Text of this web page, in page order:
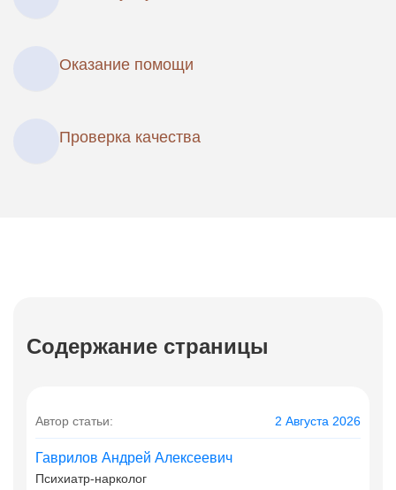
Оказание помощи
Проверка качества
Содержание страницы
Автор статьи: 2 Августа 2026
Гаврилов Андрей Алексеевич
Психиатр-нарколог